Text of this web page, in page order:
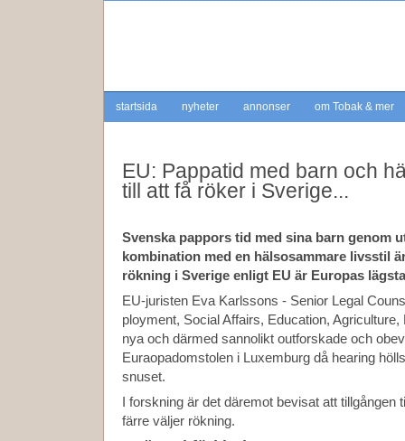
startsida nyheter annonser om Tobak & mer
EU: Pappatid med barn och
till att få röker i Sverige...
Svenska pappors tid med sina barn genom
kombination med en hälsosammare livsstil
rökning i Sverige enligt EU är Europas
EU-juristen Eva Karlssons - Senior Legal
ployment, Social Affairs, Education,
nya och därmed sannolikt outforskade och
Euraopadomstolen i Luxemburg då hearing
snuset.
I forskning är det däremot bevisat att tillgången
färre väljer rökning.